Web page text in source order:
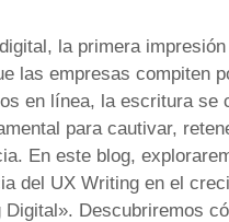
la primera
las empresas compiten
en línea, la escritura se
para cautivar,
En este blog,
del UX Writing en el
Digital». Descubriremos